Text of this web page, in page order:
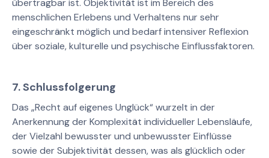
übertragbar ist. Objektivität ist im Bereich des
menschlichen Erlebens und Verhaltens nur sehr
eingeschränkt möglich und bedarf intensiver Reflexion
über soziale, kulturelle und psychische Einflussfaktoren.
7. Schlussfolgerung
Das „Recht auf eigenes Unglück“ wurzelt in der
Anerkennung der Komplexität individueller Lebensläufe,
der Vielzahl bewusster und unbewusster Einflüsse
sowie der Subjektivität dessen, was als glücklich oder